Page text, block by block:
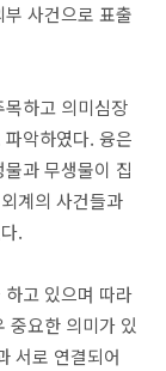
사건으로 표출
하고 의미심장
악하였다. 융은
과 무생물이 집
계의 사건들과
.
고 있으며 따라
중요한 의미가 있
서로 연결되어